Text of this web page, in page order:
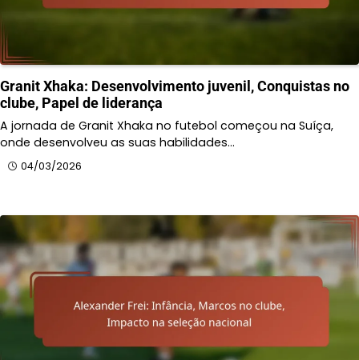
Granit Xhaka: Desenvolvimento juvenil, Conquistas no
clube, Papel de liderança
A jornada de Granit Xhaka no futebol começou na Suíça,
onde desenvolveu as suas habilidades…
04/03/2026